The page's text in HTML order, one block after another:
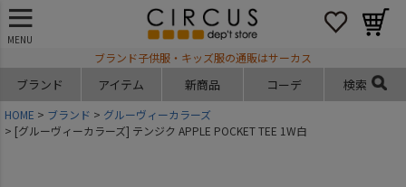
MENU
ブランド子供服・キッズ服の通販はサーカス
ブランド アイテム 新商品 コーデ 検索
HOME ブランド
グルーヴィーカラーズ
[グルーヴィーカラーズ] テンジク APPLE POCKET TEE 1W白